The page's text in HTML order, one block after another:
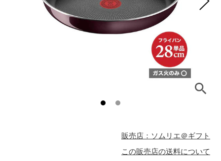
販売店：ソムリエ＠ギフト
この販売店の送料について